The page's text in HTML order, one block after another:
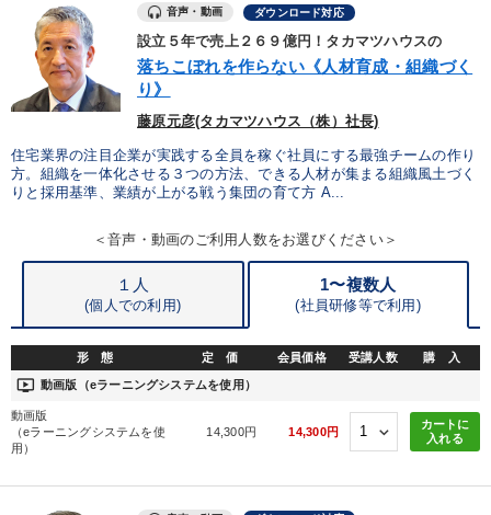
カテゴリー
【2月】音声・映像
2026年夏季全国経営者セミナー収録講演ＣＤ・講演ＤＶＤ・デジ
タル版（音声／動画ストリーミング・ダウンロード）
147回春季大会
全国経営者セミナー収録〈売れ筋・人気〉音声＆動画20選
売上直結の営業力や販売力を獲得する
最新刊・戦略参謀ChatGPT実戦法と中小企業のDXと講話ご案内
社員が自律的に動き出す組織づくり
【最新刊】時代を超える経営150の言葉＋社長のスピーチ・話材
集２タイトル
経営戦略・経営実務 数字・税務・決算書
音声・動画 ダウンロード対応
設立５年で売上２６９億円！タカマツハウスの
落ちこぼれを作らない《人材育成・組織づく
り》
藤原元彦(タカマツハウス（株）社長)
住宅業界の注目企業が実践する全員を稼ぐ社員にする最強チームの作り
方。組織を一体化させる３つの方法、できる人材が集まる組織風土づく
りと採用基準、業績が上がる戦う集団の育て方 A...
＜音声・動画のご利用人数をお選びください＞
１人
(個人での利用)
1〜複数人
(社員研修等で利用)
形 態 定 価 会員価格 受講人数 購 入
ondemand_video 動画版（eラーニングシステムを使用）
動画版
（eラーニングシステムを使
用）
14,300円 14,300円
カートに
入れる